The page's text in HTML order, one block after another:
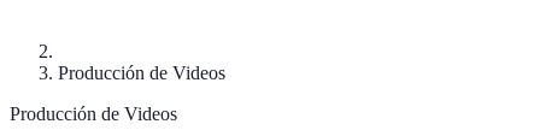
Producción de Videos
Producción de Videos